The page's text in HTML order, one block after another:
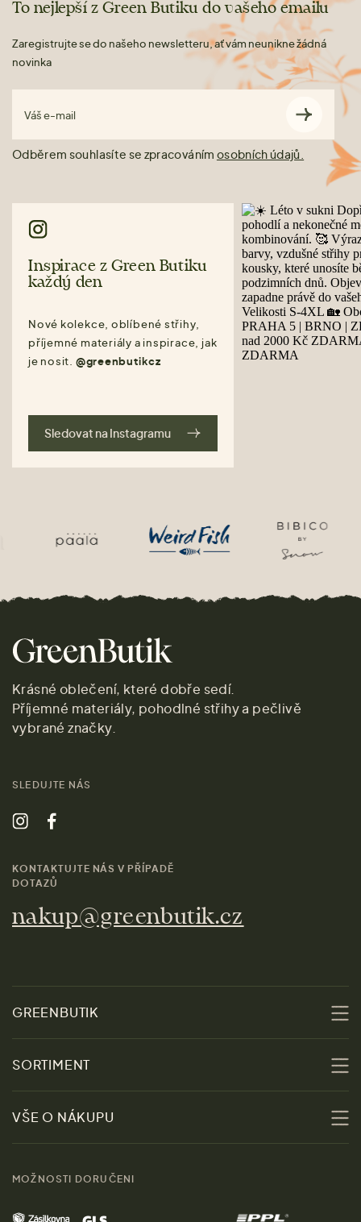
To nejlepší z Green Butiku do vašeho emailu
Zaregistrujte se do našeho newsletteru, ať vám neunikne žádná
novinka
Váš e-mail
Odběrem souhlasíte se zpracováním osobních údajů.
Inspirace z Green Butiku
každý den
Nové kolekce, oblíbené střihy,
příjemné materiály a inspirace, jak
je nosit. @greenbutikcz
Sledovat na Instagramu
Krásné oblečení, které dobře sedí.
Příjemné materiály, pohodlné střihy a pečlivě
vybrané značky.
SLEDUJTE NÁS
KONTAKTUJTE NÁS V PŘÍPADĚ
DOTAZŮ
nakup@greenbutik.cz
GREENBUTIK
Udržitelnost
Obchody
Kontakt
SORTIMENT
Slevy
Ženy
Muži
VŠE O NÁKUPU
MOŽNOSTI DORUČENI